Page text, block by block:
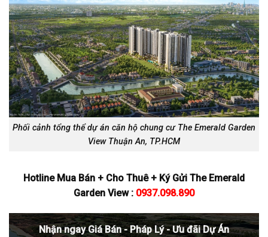
Phối cảnh tổng thể dự án căn hộ chung cư The Emerald Garden
View Thuận An, TP.HCM
Hotline Mua Bán + Cho Thuê + Ký Gửi The Emerald
Garden View : 0937.098.890
Nhận ngay Giá Bán - Pháp Lý - Ưu đãi Dự Án